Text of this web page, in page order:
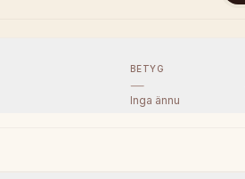
BETYG
—
Inga ännu